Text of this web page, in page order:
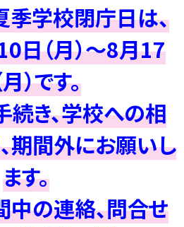
学校閉庁日は、
日（月）～8月17
）です。
き、学校への相
期間外にお願いし
ます。
の連絡、問合せ